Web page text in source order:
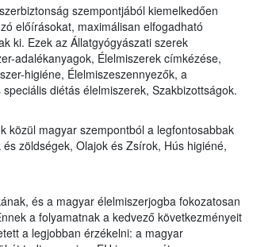
szempontjából kiemelkedően
előírásokat, maximálisan elfogadható
ki. Ezek az Állatgyógyászati szerek
adalékanyagok, Élelmiszerek címkézése,
higiéne, Élelmiszeszennyezők, a
diétás élelmiszerek, Szakbizottságok.
közül magyar szempontból a legfontosabbak
zöldségek, Olajok és Zsírok, Hús higiéné,
és a magyar élelmiszerjogba fokozatosan
a folyamatnak a kedvező következményeit
a legjobban érzékelni: a magyar